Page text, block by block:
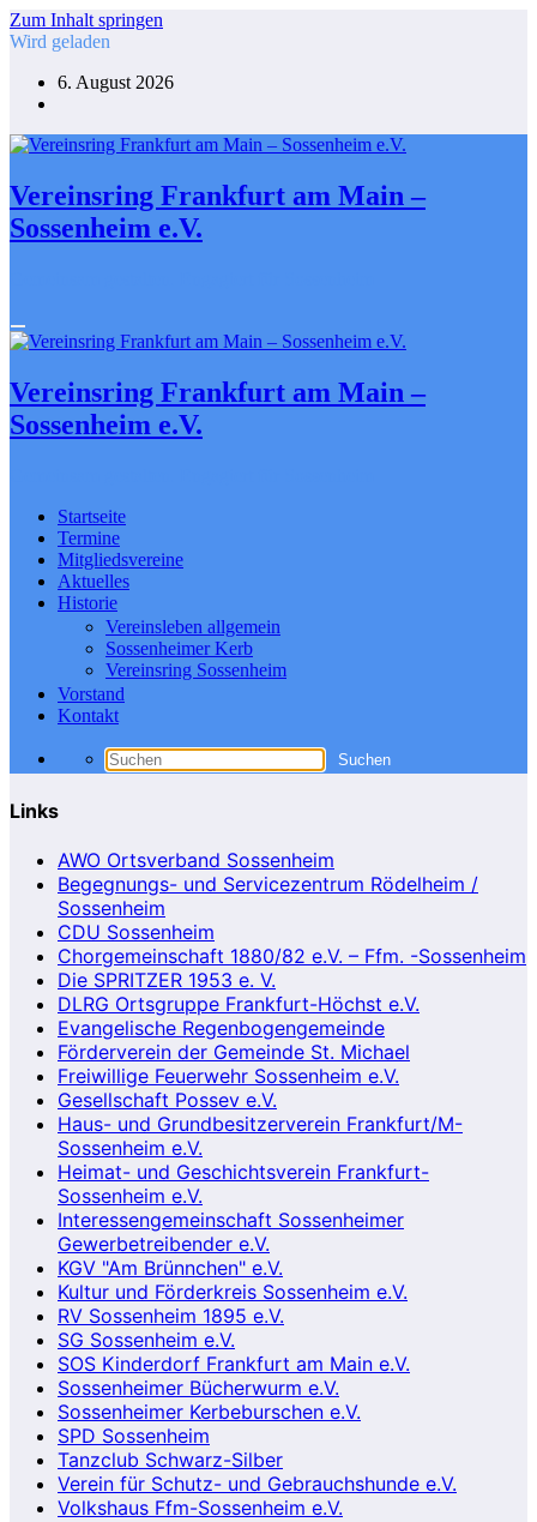
Zum Inhalt springen
Wird geladen
6. August 2026
Vereinsring Frankfurt am Main –
Sossenheim e.V.
Vereinsring Frankfurt am Main –
Sossenheim e.V.
Startseite
Termine
Mitgliedsvereine
Aktuelles
Historie
Vereinsleben allgemein
Sossenheimer Kerb
Vereinsring Sossenheim
Vorstand
Kontakt
Links
AWO Ortsverband Sossenheim
Begegnungs- und Servicezentrum Rödelheim /
Sossenheim
CDU Sossenheim
Chorgemeinschaft 1880/82 e.V. – Ffm. -Sossenheim
Die SPRITZER 1953 e. V.
DLRG Ortsgruppe Frankfurt-Höchst e.V.
Evangelische Regenbogengemeinde
Förderverein der Gemeinde St. Michael
Freiwillige Feuerwehr Sossenheim e.V.
Gesellschaft Possev e.V.
Haus- und Grundbesitzerverein Frankfurt/M-
Sossenheim e.V.
Heimat- und Geschichtsverein Frankfurt-
Sossenheim e.V.
Interessengemeinschaft Sossenheimer
Gewerbetreibender e.V.
KGV "Am Brünnchen" e.V.
Kultur und Förderkreis Sossenheim e.V.
RV Sossenheim 1895 e.V.
SG Sossenheim e.V.
SOS Kinderdorf Frankfurt am Main e.V.
Sossenheimer Bücherwurm e.V.
Sossenheimer Kerbeburschen e.V.
SPD Sossenheim
Tanzclub Schwarz-Silber
Verein für Schutz- und Gebrauchshunde e.V.
Volkshaus Ffm-Sossenheim e.V.